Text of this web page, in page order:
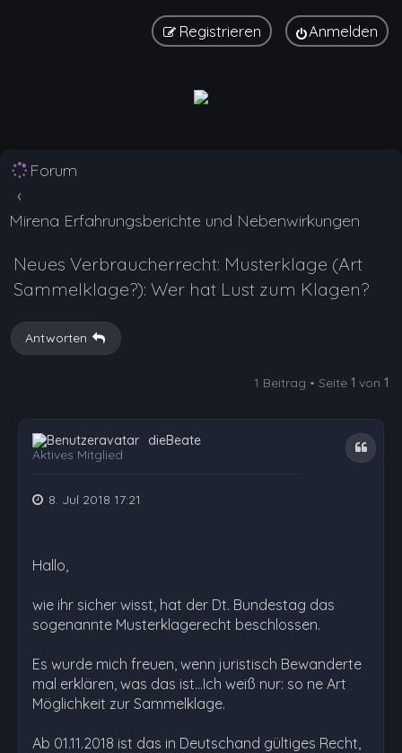
Anmelden
Registrieren
Forum
Mirena Erfahrungsberichte und Nebenwirkungen
Neues Verbraucherrecht: Musterklage (Art
Sammelklage?): Wer hat Lust zum Klagen?
Antworten
1 Beitrag • Seite 1 von 1
dieBeate
Aktives Mitglied
Zitat
8. Jul 2018 17:21
Hallo,
wie ihr sicher wisst, hat der Dt. Bundestag das
sogenannte Musterklagerecht beschlossen.
Es wurde mich freuen, wenn juristisch Bewanderte
mal erklären, was das ist...Ich weiß nur: so ne Art
Möglichkeit zur Sammelklage.
Ab 01.11.2018 ist das in Deutschand gültiges Recht,